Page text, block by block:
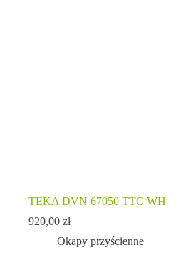
TEKA DVN 67050 TTC WH
920,00 zł
Okapy przyścienne